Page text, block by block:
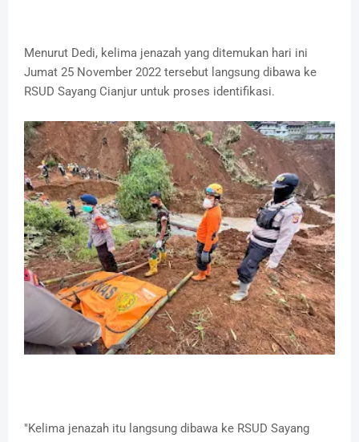
Menurut Dedi, kelima jenazah yang ditemukan hari ini
Jumat 25 November 2022 tersebut langsung dibawa ke
RSUD Sayang Cianjur untuk proses identifikasi.
"Kelima jenazah itu langsung dibawa ke RSUD Sayang